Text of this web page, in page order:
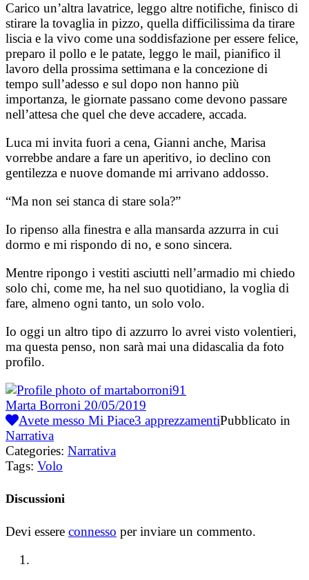
Carico un’altra lavatrice, leggo altre notifiche, finisco di
stirare la tovaglia in pizzo, quella difficilissima da tirare
liscia e la vivo come una soddisfazione per essere felice,
preparo il pollo e le patate, leggo le mail, pianifico il
lavoro della prossima settimana e la concezione di
tempo sull’adesso e sul dopo non hanno più
importanza, le giornate passano come devono passare
nell’attesa che quel che deve accadere, accada.
Luca mi invita fuori a cena, Gianni anche, Marisa
vorrebbe andare a fare un aperitivo, io declino con
gentilezza e nuove domande mi arrivano addosso.
“Ma non sei stanca di stare sola?”
Io ripenso alla finestra e alla mansarda azzurra in cui
dormo e mi rispondo di no, e sono sincera.
Mentre ripongo i vestiti asciutti nell’armadio mi chiedo
solo chi, come me, ha nel suo quotidiano, la voglia di
fare, almeno ogni tanto, un solo volo.
Io oggi un altro tipo di azzurro lo avrei visto volentieri,
ma questa penso, non sarà mai una didascalia da foto
profilo.
Marta Borroni 20/05/2019
Avete messo Mi Piace3 apprezzamentiPubblicato in
Narrativa
Categories: Narrativa
Tags: Volo
Discussioni
Devi essere connesso per inviare un commento.